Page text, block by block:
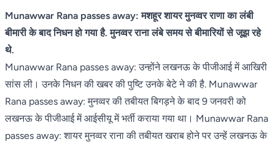
Munawwar Rana passes away: मशहूर शायर मुनव्वर राणा का लंबी
बीमारी के बाद निधन हो गया है. मुनव्वर राना लंबे समय से बीमारियों से जूझ रहे
थे.
Munawwar Rana passes away: उन्होंने लखनऊ के पीजीआई में आखिरी
सांस ली। उनके निधन की खबर की पुष्टि उनके बेटे ने की है. Munawwar
Rana passes away: मुनव्वर की तबीयत बिगड़ने के बाद 9 जनवरी को
लखनऊ के पीजीआई में आईसीयू में भर्ती कराया गया था। Munawwar Rana
passes away: शायर मुनव्वर राना की तबीयत खराब होने पर उन्हें लखनऊ के